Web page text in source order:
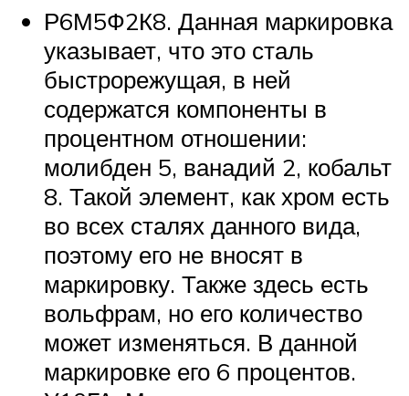
Р6М5Ф2К8. Данная маркировка
указывает, что это сталь
быстрорежущая, в ней
содержатся компоненты в
процентном отношении:
молибден 5, ванадий 2, кобальт
8. Такой элемент, как хром есть
во всех сталях данного вида,
поэтому его не вносят в
маркировку. Также здесь есть
вольфрам, но его количество
может изменяться. В данной
маркировке его 6 процентов.